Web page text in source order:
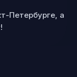
Петербурге, а